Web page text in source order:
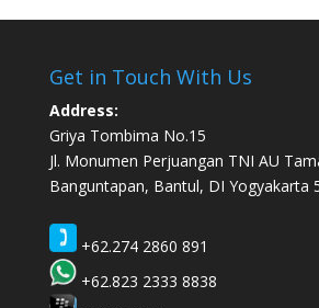
Get in Touch With Us
Address:
Griya Tombima No.15
Jl. Monumen Perjuangan TNI AU
Banguntapan, Bantul, DI Yogyakarta
+62.274 2860 891
+62.823 2333 8838